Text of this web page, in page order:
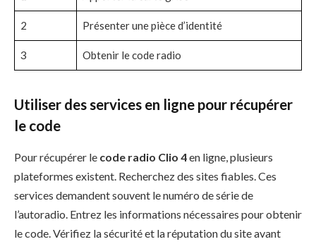
2 Présenter une pièce d’identité
3 Obtenir le code radio
Utiliser des services en ligne pour récupérer
le code
Pour récupérer le code radio Clio 4en ligne, plusieurs
plateformes existent. Recherchez des sites fiables. Ces
services demandent souvent le numéro de série de
l’autoradio. Entrez les informations nécessaires pour obtenir
le code. Vérifiez la sécurité et la réputation du site avant